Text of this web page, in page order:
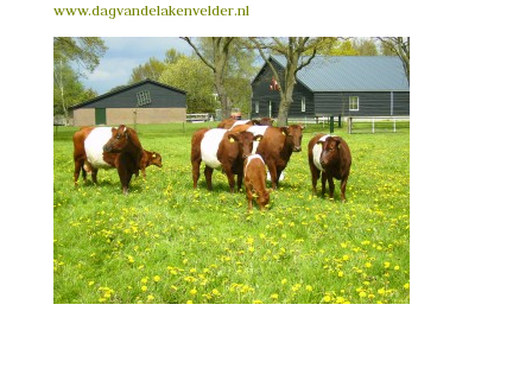
www.dagvandelakenvelder.nl